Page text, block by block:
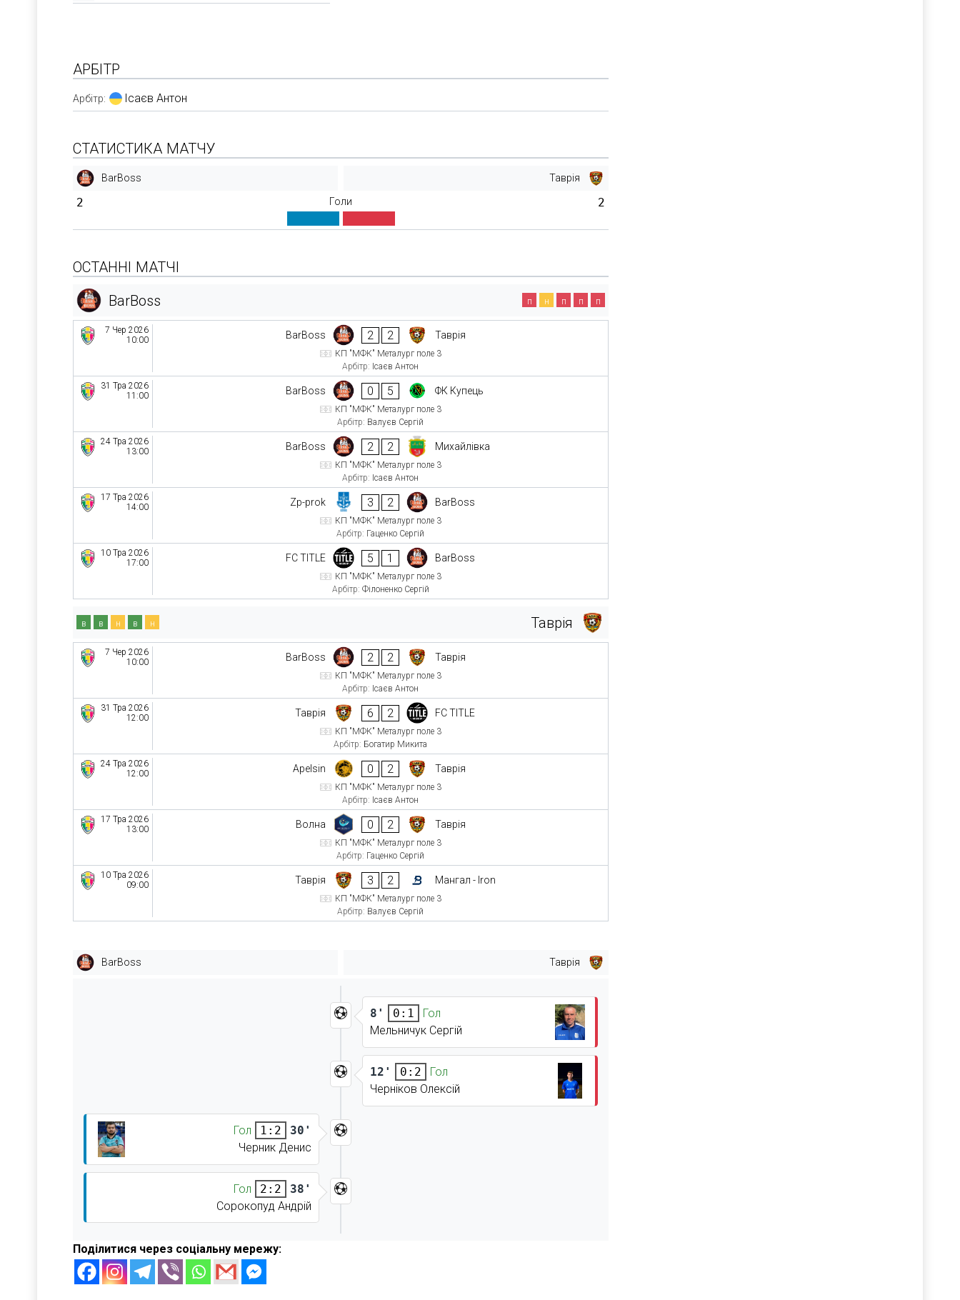
АРБІТР
Арбітр: Ісаєв Антон
СТАТИСТИКА МАТЧУ
BarBoss Таврія
2 Голи 2
ОСТАННІ МАТЧІ
BarBoss
п н п п п
7 Чер 2026
10:00
BarBoss 2 2 Таврія
КП "МФК" Металург поле 3
Арбітр: Ісаєв Антон
31 Тра 2026
11:00
BarBoss 0 5 ФК Купець
КП "МФК" Металург поле 3
Арбітр: Валуєв Сергій
24 Тра 2026
13:00
BarBoss 2 2 Михайлівка
КП "МФК" Металург поле 3
Арбітр: Ісаєв Антон
17 Тра 2026
14:00
Zp-prok 3 2 BarBoss
КП "МФК" Металург поле 3
Арбітр: Гаценко Сергій
10 Тра 2026
17:00
FC TITLE 5 1 BarBoss
КП "МФК" Металург поле 3
Арбітр: Філоненко Сергій
Таврія
в в н в н
7 Чер 2026
10:00
BarBoss 2 2 Таврія
КП "МФК" Металург поле 3
Арбітр: Ісаєв Антон
31 Тра 2026
12:00
Таврія 6 2 FC TITLE
КП "МФК" Металург поле 3
Арбітр: Богатир Микита
24 Тра 2026
12:00
Apelsin 0 2 Таврія
КП "МФК" Металург поле 3
Арбітр: Ісаєв Антон
17 Тра 2026
13:00
Волна 0 2 Таврія
КП "МФК" Металург поле 3
Арбітр: Гаценко Сергій
10 Тра 2026
09:00
Таврія 3 2 Мангал - Iron
КП "МФК" Металург поле 3
Арбітр: Валуєв Сергій
BarBoss Таврія
8' 0:1
Гол
Мельничук Сергій
12' 0:2
Гол
Черніков Олексій
Гол 1:2
30'
Черник Денис
Гол 2:2
38'
Сорокопуд Андрій
Поділитися через соціальну мережу: